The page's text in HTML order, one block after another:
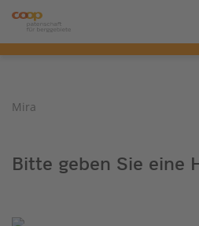
Mira
Bitte geben Sie eine